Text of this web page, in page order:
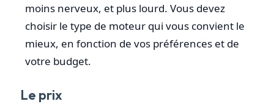
moins nerveux, et plus lourd. Vous devez
choisir le type de moteur qui vous convient le
mieux, en fonction de vos préférences et de
votre budget.
Le prix